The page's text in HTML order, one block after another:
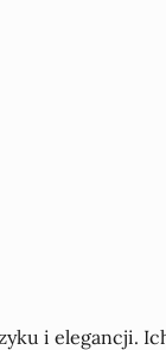
i elegancji.